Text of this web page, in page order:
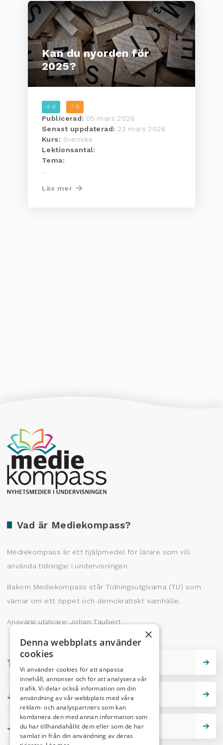
Kan du nyorden för
2025?
4-6 7-9
Publicerad: 05 mars 2026
Senast uppdaterad: 23 mars 2026
Kurs: Svenska
Lektionsantal:
Tema:
Läs mer
Vad är Mediekompass?
Mediekompass är ett hjälpmedel för lärare som vill
använda tidningar i undervisningen.
Bakom Mediekompass står Tidningsutgivarna (TU) som
värnar om ett öppet och demokratiskt samhälle.
Ansvarig utgivare: Johan Taubert
Lektionstips
Nutidskryss
Producerad av Gota Media Brand Studio
×
Denna webbplats använder
cookies
Vi använder cookies för att anpassa
innehåll, annonser och för att analysera vår
trafik. Vi delar också information om din
användning av vår webbplats med våra
reklam- och analyspartners som kan
kombinera den med annan information som
du har tillhandahållit dem eller som de har
samlat in från din användning av deras